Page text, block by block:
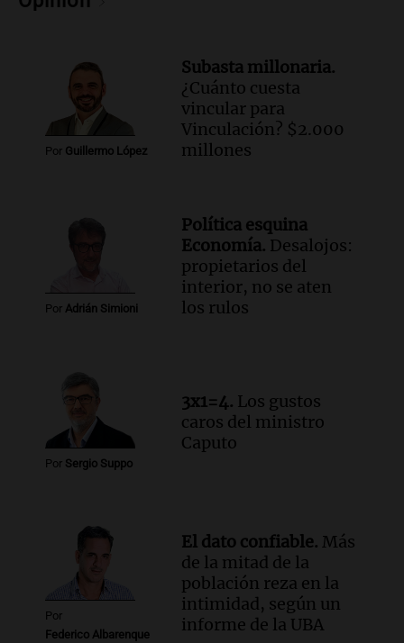
Audio.
Panorama Federal
Episodios
Por Guillermo López
Subasta millonaria.
¿Cuánto cuesta
vincular para
Vinculación? $2.000
millones
Por Adrián Simioni
Política esquina
Economía. Desalojos:
propietarios del
interior, no se aten
los rulos
Por Sergio Suppo
3x1=4. Los gustos
caros del ministro
Caputo
Por
Federico Albarenque
El dato confiable. Más
de la mitad de la
población reza en la
intimidad, según un
informe de la UBA